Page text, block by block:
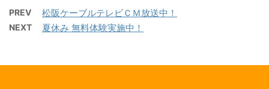
PREV 松阪ケーブルテレビＣＭ放送中！
NEXT 夏休み 無料体験実施中！